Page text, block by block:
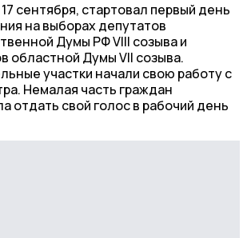
сентября, стартовал первый день
на выборах депутатов
Думы РФ VIII созыва и
областной Думы VII созыва.
участки начали свою работу с
Немалая часть граждан
отдать свой голос в рабочий день